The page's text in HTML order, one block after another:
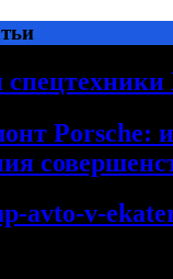
Porsche:
avto-v-